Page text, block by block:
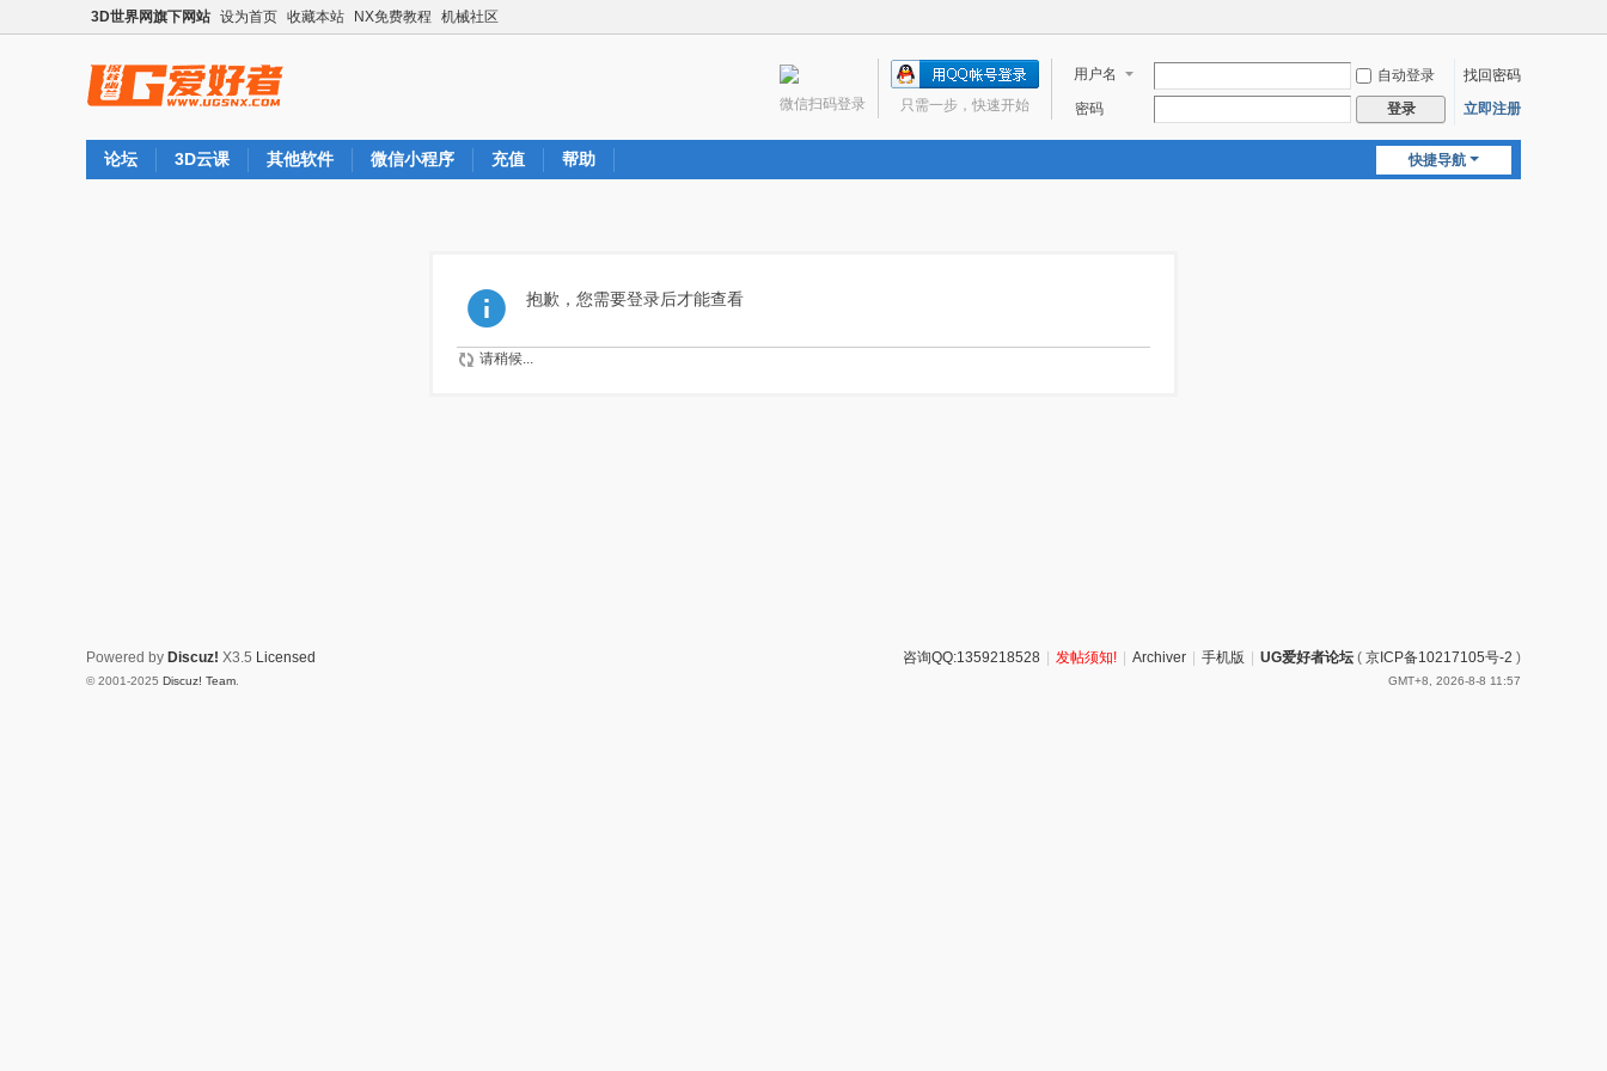
3D世界网旗下网站 设为首页 收藏本站 NX免费教程 机械社区
用户名 自动登录
找回密码
密码
登录 立即注册
只需一步，快速开始
微信扫码登录
快捷导航
论坛 3D云课 其他软件 微信小程序 充值 帮助
抱歉，您需要登录后才能查看
请稍候...
咨询QQ:1359218528 发帖须知! Archiver 手机版 UG爱好者论坛 ( 京ICP备10217105号-2 )
GMT+8, 2026-8-8 11:57
Powered by Discuz! X3.5 Licensed
© 2001-2025 Discuz! Team